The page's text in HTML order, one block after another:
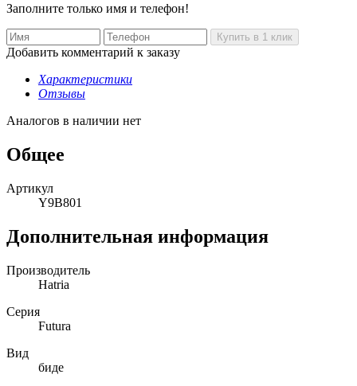
Заполните только имя и телефон!
Добавить комментарий к заказу
Характеристики
Отзывы
Аналогов в наличии нет
Общее
Артикул
Y9B801
Дополнительная информация
Производитель
Hatria
Серия
Futura
Вид
биде